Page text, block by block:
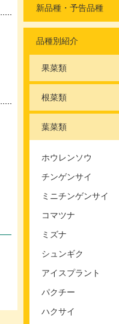
新品種・予告品種
品種別紹介
果菜類
根菜類
葉菜類
ホウレンソウ
チンゲンサイ
ミニチンゲンサイ
コマツナ
ミズナ
シュンギク
アイスプラント
パクチー
ハクサイ